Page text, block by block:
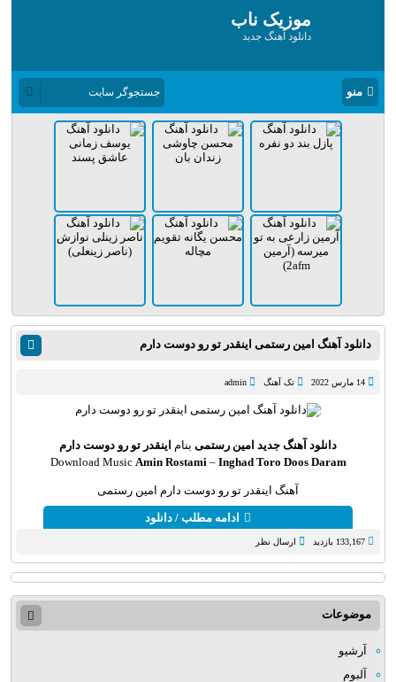
موزیک ناب
دانلود آهنگ جدید
منو
دانلود آهنگ امین رستمی اینقدر تو رو دوست دارم
14 مارس 2022 تک آهنگ admin
دانلود آهنگ جدید امین رستمی بنام اینقدر تو رو دوست دارم
Download Music Amin Rostami– Inghad Toro Doos Daram
آهنگ اینقدر تو رو دوست دارم امین رستمی
ادامه مطلب / دانلود
133,167 بازدید ارسال نظر
موضوعات
آرشیو
آلبوم